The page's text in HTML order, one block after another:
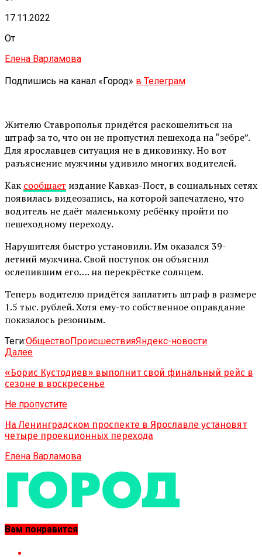
17.11.2022
От
Елена Варламова
Подпишись на канал «Город» в Телеграм
Жителю Ставрополья придётся раскошелиться на
штраф за то, что он не пропустил пешехода на “зебре”.
Для ярославцев ситуация не в диковинку. Но вот
разъяснение мужчины удивило многих водителей.
Как сообщает издание Кавказ-Пост, в социальных сетях
появилась видеозапись, на которой запечатлено, что
водитель не даёт маленькому ребёнку пройти по
пешеходному переходу.
Нарушителя быстро установили. Им оказался 39-
летний мужчина. Свой поступок он объяснил
ослепившим его…. на перекрёстке солнцем.
Теперь водителю придётся заплатить штраф в размере
1.5 тыс. рублей. Хотя ему-то собственное оправдание
показалось резонным.
Теги:ОбществоПроисшествияЯндекс-новости
Далее
«Борис Кустодиев» выполнит свой финальный рейс в
сезоне в воскресенье
Не пропустите
На Ленинградском проспекте в Ярославле установят
четыре проекционных перехода
Елена Варламова
Вам понравится